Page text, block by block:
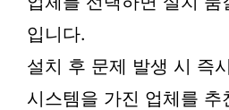
입니다.
설치 후 문제 발생 시 즉
시스템을 가진 업체를 추